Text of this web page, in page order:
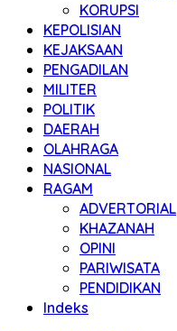
KORUPSI
KEPOLISIAN
KEJAKSAAN
PENGADILAN
MILITER
POLITIK
DAERAH
OLAHRAGA
NASIONAL
RAGAM
ADVERTORIAL
KHAZANAH
OPINI
PARIWISATA
PENDIDIKAN
Indeks